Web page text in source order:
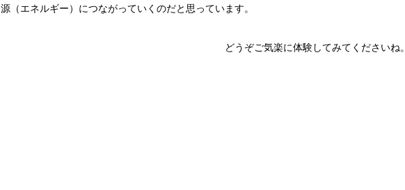
源（エネルギー）につながっていくのだと思っています。
どうぞご気楽に体験してみてくださいね。